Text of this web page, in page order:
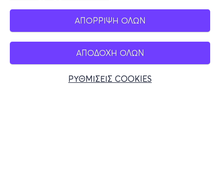
ΑΠΟΡΡΙΨΗ ΟΛΩΝ
ΑΠΟΔΟΧΗ ΟΛΩΝ
ΡΥΘΜΙΣΕΙΣ COOKIES
Mobile app